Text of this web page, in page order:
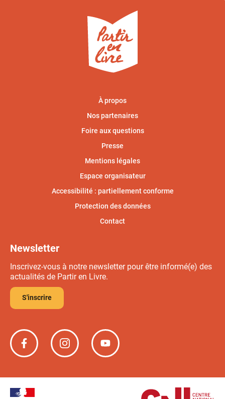
À propos
Nos partenaires
Foire aux questions
Presse
Mentions légales
Espace organisateur
Accessibilité : partiellement conforme
Protection des données
Contact
Newsletter
Inscrivez-vous à notre newsletter pour être informé(e) des
actualités de Partir en Livre.
S'inscrire
Partir
en
sur
Facebook
Partir
en
sur
Partir
en
sur